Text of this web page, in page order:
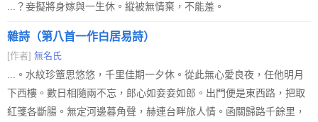
...？妾擬將身嫁與一生休。縱被無情棄，不能羞。
雜詩（第八首一作白居易詩）
[作者] 無名氏
...。水紋珍簟思悠悠，千里佳期一夕休。從此無心愛良夜，任他明月
下西樓。數日相隨兩不忘，郎心如妾妾如郎。出門便是東西路，把取
紅箋各斷腸。無定河邊暮角聲，赫連台畔旅人情。函關歸路千餘里，